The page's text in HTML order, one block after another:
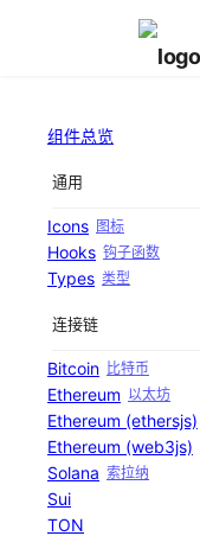
组件总览
通用
Icons 图标
Hooks 钩子函数
Types 类型
连接链
Bitcoin 比特币
Ethereum 以太坊
Ethereum (ethersjs)
Ethereum (web3js)
Solana 索拉纳
Sui
TON